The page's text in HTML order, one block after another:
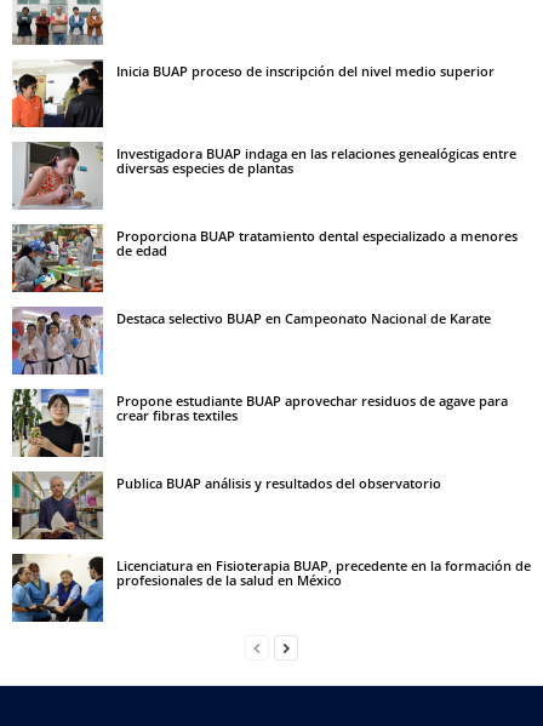
Inicia BUAP proceso de inscripción del nivel medio superior
Investigadora BUAP indaga en las relaciones genealógicas entre
diversas especies de plantas
Proporciona BUAP tratamiento dental especializado a menores
de edad
Destaca selectivo BUAP en Campeonato Nacional de Karate
Propone estudiante BUAP aprovechar residuos de agave para
crear fibras textiles
Publica BUAP análisis y resultados del observatorio
Licenciatura en Fisioterapia BUAP, precedente en la formación de
profesionales de la salud en México